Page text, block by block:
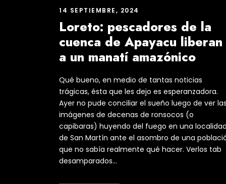
14 SEPTIEMBRE, 2024
Loreto: pescadores de la
cuenca de Apayacu liberan
a un manatí amazónico
Qué bueno, en medio de tantas noticias
trágicas, ésta que les dejo es esperanzadora.
Ayer no pude conciliar el sueño luego de ver
imágenes de decenas de ronsocos (o
capibaras) huyendo del fuego en una
de San Martín ante el asombro de una
que no sabía realmente qué hacer. Verlos tab
desamparados...